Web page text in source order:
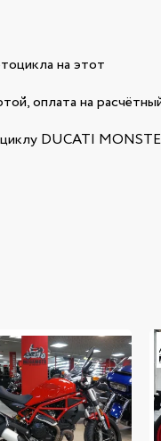
на этот
оплата на
DUCATI